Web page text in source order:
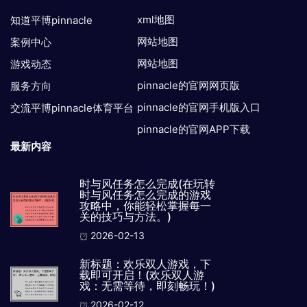
知道平博pinnacle
案例中心
游戏动态
服务方向
交流平博pinnacle体育平台
xml地图
网站地图
网站地图
pinnacle的官网网页版
pinnacle的官网手机版入口
pinnacle的官网APP下载
最新内容
时与风任务怎么完成(在玩转
时与风任务怎么完成的游戏
攻略中，你能轻松掌握每一
关的技巧与方法。)
2026-02-13
新标题：欢乐双人游戏，下
载即可开启！(欢乐双人游
戏：无需等待，即刻畅玩！)
2026-02-12